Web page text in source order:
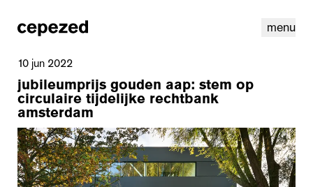
menu
10 jun 2022
jubileumprijs gouden aap: stem op
circulaire tijdelijke rechtbank
amsterdam